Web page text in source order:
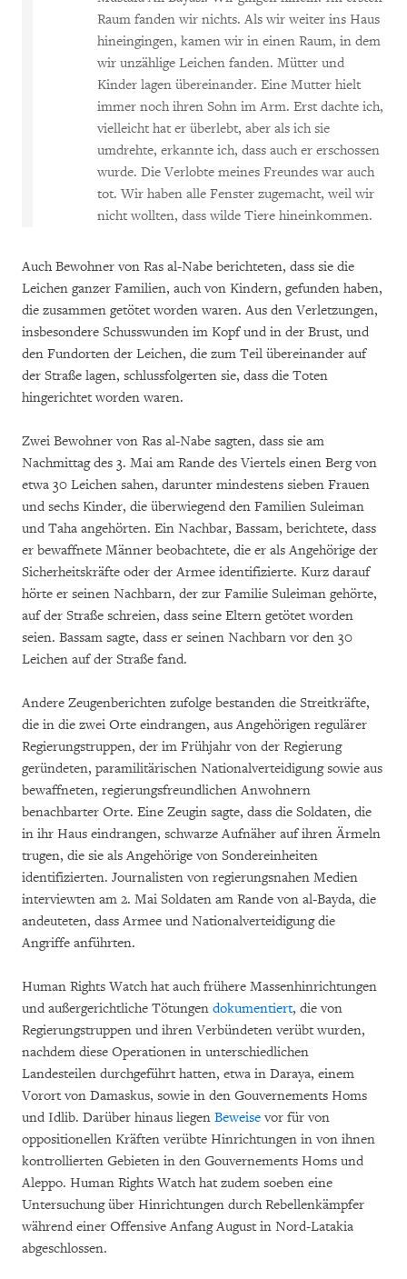
Raum fanden wir nichts. Als wir weiter ins Haus
hineingingen, kamen wir in einen Raum, in dem
wir unzählige Leichen fanden. Mütter und
Kinder lagen übereinander. Eine Mutter hielt
immer noch ihren Sohn im Arm. Erst dachte ich,
vielleicht hat er überlebt, aber als ich sie
umdrehte, erkannte ich, dass auch er erschossen
wurde. Die Verlobte meines Freundes war auch
tot. Wir haben alle Fenster zugemacht, weil wir
nicht wollten, dass wilde Tiere hineinkommen.
Auch Bewohner von Ras al-Nabe berichteten, dass sie die
Leichen ganzer Familien, auch von Kindern, gefunden haben,
die zusammen getötet worden waren. Aus den Verletzungen,
insbesondere Schusswunden im Kopf und in der Brust, und
den Fundorten der Leichen, die zum Teil übereinander auf
der Straße lagen, schlussfolgerten sie, dass die Toten
hingerichtet worden waren.
Zwei Bewohner von Ras al-Nabe sagten, dass sie am
Nachmittag des 3. Mai am Rande des Viertels einen Berg von
etwa 30 Leichen sahen, darunter mindestens sieben Frauen
und sechs Kinder, die überwiegend den Familien Suleiman
und Taha angehörten. Ein Nachbar, Bassam, berichtete, dass
er bewaffnete Männer beobachtete, die er als Angehörige der
Sicherheitskräfte oder der Armee identifizierte. Kurz darauf
hörte er seinen Nachbarn, der zur Familie Suleiman gehörte,
auf der Straße schreien, dass seine Eltern getötet worden
seien. Bassam sagte, dass er seinen Nachbarn vor den 30
Leichen auf der Straße fand.
Andere Zeugenberichten zufolge bestanden die Streitkräfte,
die in die zwei Orte eindrangen, aus Angehörigen regulärer
Regierungstruppen, der im Frühjahr von der Regierung
geründeten, paramilitärischen Nationalverteidigung sowie aus
bewaffneten, regierungsfreundlichen Anwohnern
benachbarter Orte. Eine Zeugin sagte, dass die Soldaten, die
in ihr Haus eindrangen, schwarze Aufnäher auf ihren Ärmeln
trugen, die sie als Angehörige von Sondereinheiten
identifizierten. Journalisten von regierungsnahen Medien
interviewten am 2. Mai Soldaten am Rande von al-Bayda, die
andeuteten, dass Armee und Nationalverteidigung die
Angriffe anführten.
Human Rights Watch hat auch frühere Massenhinrichtungen
und außergerichtliche Tötungen dokumentiert, die von
Regierungstruppen und ihren Verbündeten verübt wurden,
nachdem diese Operationen in unterschiedlichen
Landesteilen durchgeführt hatten, etwa in Daraya, einem
Vorort von Damaskus, sowie in den Gouvernements Homs
und Idlib. Darüber hinaus liegen Beweisevor für von
oppositionellen Kräften verübte Hinrichtungen in von ihnen
kontrollierten Gebieten in den Gouvernements Homs und
Aleppo. Human Rights Watch hat zudem soeben eine
Untersuchung über Hinrichtungen durch Rebellenkämpfer
während einer Offensive Anfang August in Nord-Latakia
abgeschlossen.